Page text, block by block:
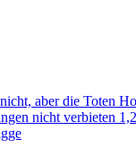
aber die Toten
nicht verbieten